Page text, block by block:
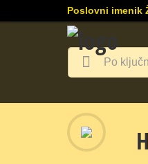
Poslovni imenik